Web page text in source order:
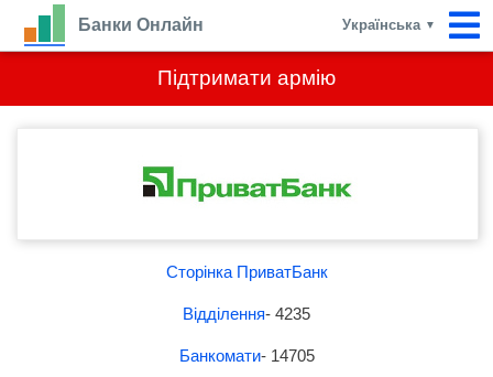
Підтримати армію
Банки Онлайн Українська ▼
Сторінка ПриватБанк
Відділення- 4235
Банкомати- 14705